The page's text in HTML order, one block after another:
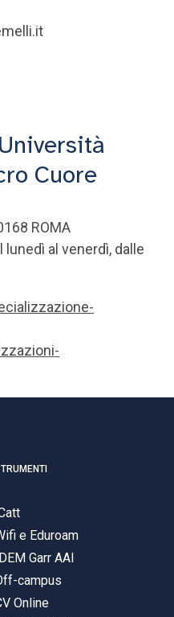
Cuore
ROMA
al venerdì, dalle
e Eduroam
Garr AAI
campus
Online